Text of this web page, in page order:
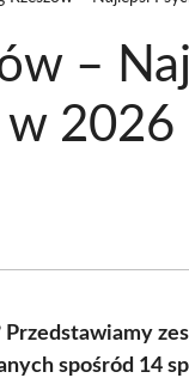
–
w 2026
Przedstawiamy
spośród 14